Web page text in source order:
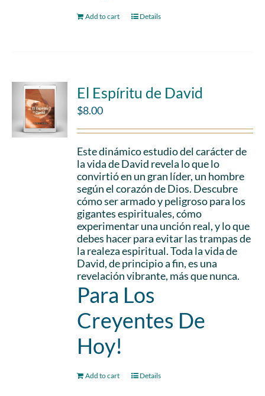
Add to cart Details
El Espíritu de David
$8.00
Este dinámico estudio del carácter de
la vida de David revela lo que lo
convirtió en un gran líder, un hombre
según el corazón de Dios. Descubre
cómo ser armado y peligroso para los
gigantes espirituales, cómo
experimentar una unción real, y lo que
debes hacer para evitar las trampas de
la realeza espiritual. Toda la vida de
David, de principio a fin, es una
revelación vibrante, más que nunca.
Para Los
Creyentes De
Hoy!
Add to cart Details